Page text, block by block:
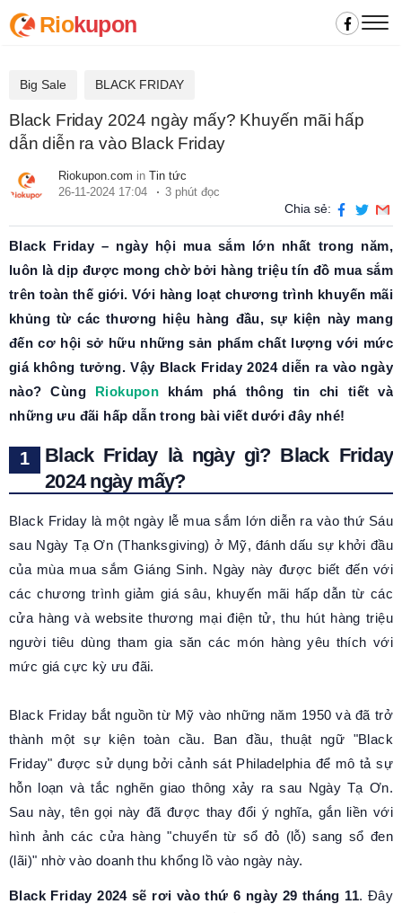
Riokupon
Big Sale BLACK FRIDAY
Black Friday 2024 ngày mấy? Khuyến mãi hấp
dẫn diễn ra vào Black Friday
Riokupon.com in Tin tức
26-11-2024 17:04
3 phút đọc
Chia sẻ:
Black Friday – ngày hội mua sắm lớn nhất trong năm,
luôn là dịp được mong chờ bởi hàng triệu tín đồ mua sắm
trên toàn thế giới. Với hàng loạt chương trình khuyến mãi
khủng từ các thương hiệu hàng đầu, sự kiện này mang
đến cơ hội sở hữu những sản phẩm chất lượng với mức
giá không tưởng. Vậy Black Friday 2024 diễn ra vào ngày
nào? Cùng Riokupon khám phá thông tin chi tiết và
những ưu đãi hấp dẫn trong bài viết dưới đây nhé!
Black Friday là ngày gì? Black Friday
2024 ngày mấy?
Black Friday là một ngày lễ mua sắm lớn diễn ra vào thứ Sáu
sau Ngày Tạ Ơn (Thanksgiving) ở Mỹ, đánh dấu sự khởi đầu
của mùa mua sắm Giáng Sinh. Ngày này được biết đến với
các chương trình giảm giá sâu, khuyến mãi hấp dẫn từ các
cửa hàng và website thương mại điện tử, thu hút hàng triệu
người tiêu dùng tham gia săn các món hàng yêu thích với
mức giá cực kỳ ưu đãi.
Black Friday bắt nguồn từ Mỹ vào những năm 1950 và đã trở
thành một sự kiện toàn cầu. Ban đầu, thuật ngữ "Black
Friday" được sử dụng bởi cảnh sát Philadelphia để mô tả sự
hỗn loạn và tắc nghẽn giao thông xảy ra sau Ngày Tạ Ơn.
Sau này, tên gọi này đã được thay đổi ý nghĩa, gắn liền với
hình ảnh các cửa hàng "chuyển từ sổ đỏ (lỗ) sang sổ đen
(lãi)" nhờ vào doanh thu khổng lồ vào ngày này.
Black Friday 2024 sẽ rơi vào thứ 6 ngày 29 tháng 11. Đây